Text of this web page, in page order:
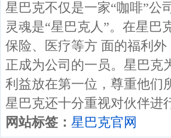
星巴克不仅是一家“咖啡”公
灵魂是“星巴克人”。在星巴
保险、医疗等方 面的福利
正成为公司的一员。星巴克
利益放在第一位，尊重他们
星巴克还十分重视对伙伴进
网站标签： 星巴克官网